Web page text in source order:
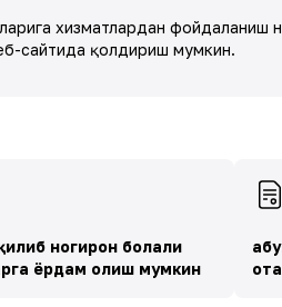
хизматлардан фойдаланиш
сайтида қолдириш мумкин.
ногирон болали
ёрдам олиш мумкин